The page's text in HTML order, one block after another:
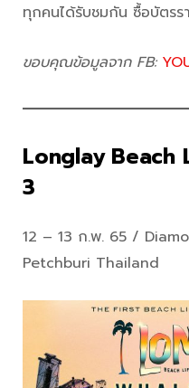
ทุกคนได้รับชมกัน ซื้อบัตร
ขอบคุณข้อมูลจาก FB:
Longlay Beach
3
12 – 13 ก.พ. 65 /
Petchburi Thailand